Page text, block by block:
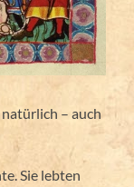
natürlich – auch
Sie lebten